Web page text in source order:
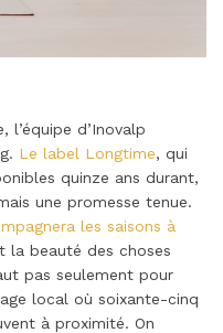
l’équipe d’Inovalp
Le label Longtime, qui
quinze ans durant,
une promesse tenue.
les saisons à
la beauté des choses
pas seulement pour
local où soixante-cinq
à proximité. On